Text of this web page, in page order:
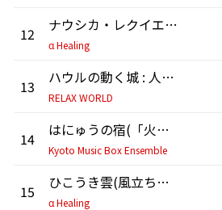
12 ナウシカ・レクイエム(風の谷のナウシカより)
α Healing
13 ハウルの動く城 : 人生のメリーゴーランド
RELAX WORLD
14 はにゅうの宿(「火垂るの墓」より)オルゴール
Kyoto Music Box Ensemble
15 ひこうき雲(風立ちぬより)
α Healing